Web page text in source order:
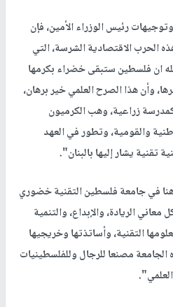
رئيس الوزراء الأمين، فإن
الحرب الاقتصادية الشرسة، التي
كله ان فلسطين ستبقى خضراء بكرمها
وأن هذا الصرح العلمي خير برهان،
زراعية، وهب الكرميون
والقومية، وتطور في العهد
تقنية يشار إليها بالبنان".
في جامعة فلسطين التقنية خضوري
الريادة، والإبداع، والتنمية
التقنية، وأساتذتها وخريجيها
مصنعا للرجال وللفلسطينيات